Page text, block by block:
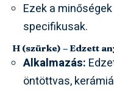
Ezek a
specifikusak.
H (szürke) – Edzett
Alkalmazás:
öntöttvas,